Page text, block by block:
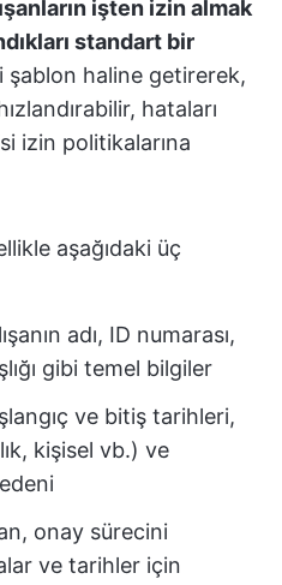
işten izin almak
standart bir
şablon haline getirerek,
hataları
izin politikalarına
aşağıdaki üç
adı, ID numarası,
gibi temel bilgiler
ve bitiş tarihleri,
kişisel vb.) ve
onay sürecini
ve tarihler için